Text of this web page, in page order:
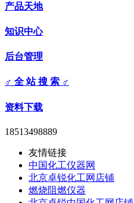
产品天地
知识中心
后台管理
♂ 全 站 搜 索 ♂
资料下载
18513498889
友情链接
中国化工仪器网
北京卓锐化工网店铺
燃烧阻燃仪器